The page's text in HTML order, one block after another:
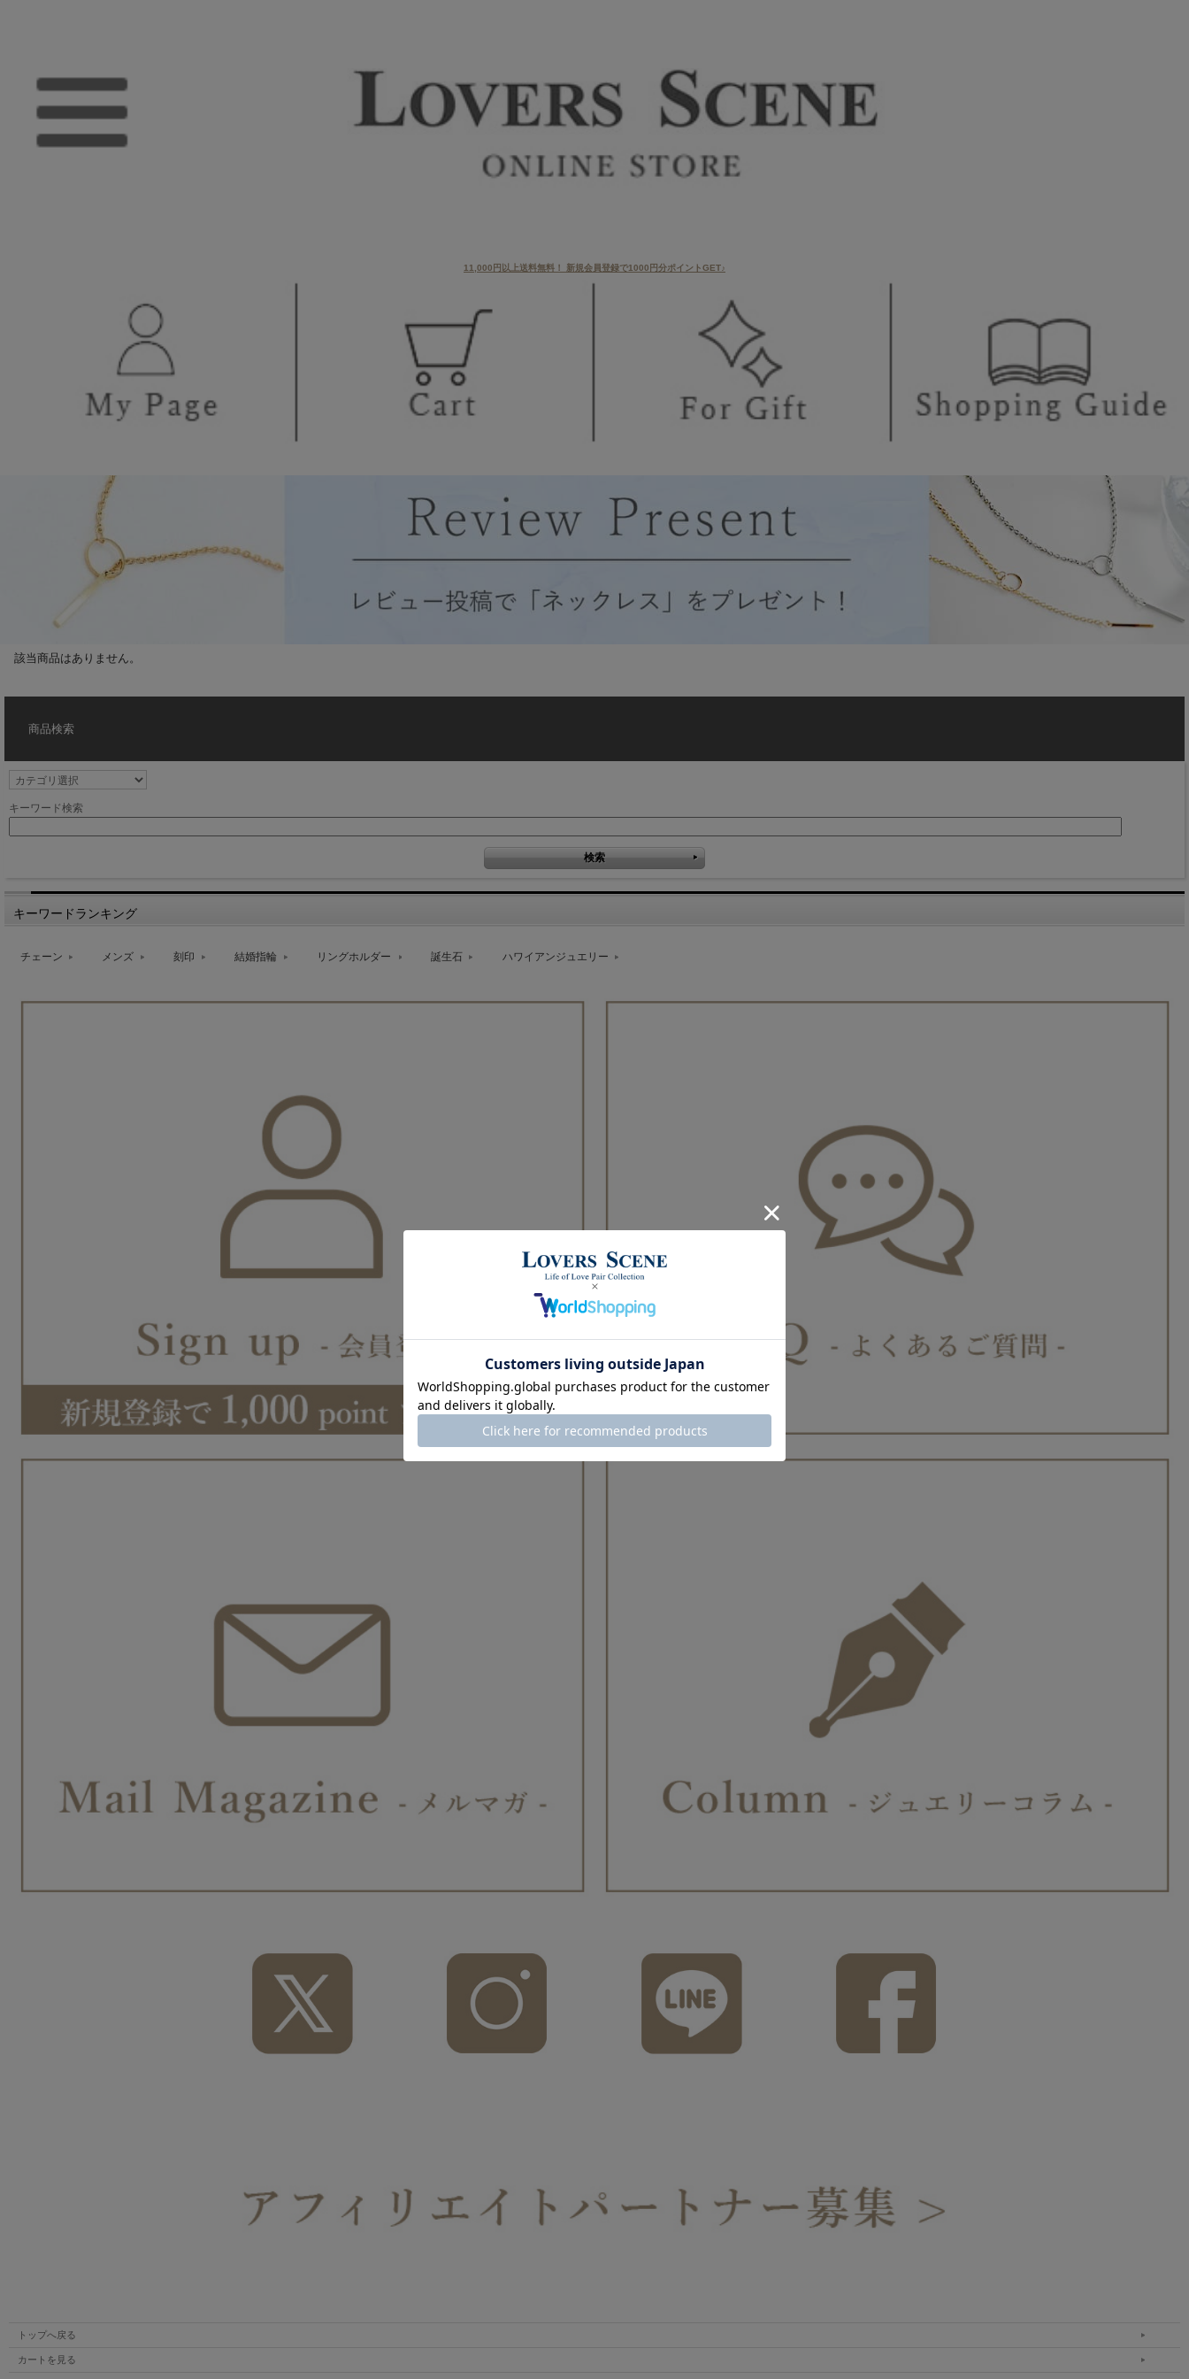
11,000円以上送料無料！ 新規会員登録で1000円分ポイントGET♪
該当商品はありません。
商品検索
キーワード検索
キーワードランキング
チェーン メンズ 刻印 結婚指輪 リングホルダー 誕生石 ハワイアンジュエリー
トップへ戻る
カートを見る